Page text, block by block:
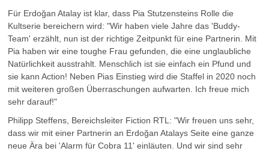
Für Erdoğan Atalay ist klar, dass Pia Stutzensteins Rolle die
Kultserie bereichern wird: "Wir haben viele Jahre das 'Buddy-
Team' erzählt, nun ist der richtige Zeitpunkt für eine Partnerin. Mit
Pia haben wir eine toughe Frau gefunden, die eine unglaubliche
Natürlichkeit ausstrahlt. Menschlich ist sie einfach ein Pfund und
sie kann Action! Neben Pias Einstieg wird die Staffel in 2020 noch
mit weiteren großen Überraschungen aufwarten. Ich freue mich
sehr darauf!"
Philipp Steffens, Bereichsleiter Fiction RTL: "Wir freuen uns sehr,
dass wir mit einer Partnerin an Erdoğan Atalays Seite eine ganze
neue Ära bei 'Alarm für Cobra 11' einläuten. Und wir sind sehr